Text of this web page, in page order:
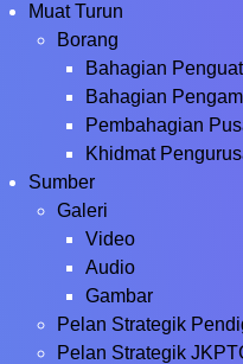
Muat Turun
Borang
Bahagian
Bahagian
Pembahagian
Khidmat
Sumber
Galeri
Video
Audio
Gambar
Pelan Strategik
Pelan Strategik